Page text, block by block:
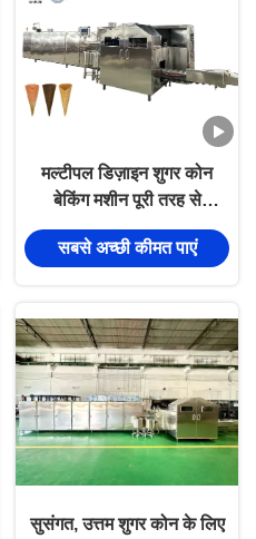
मल्टीपल डिज़ाइन शुगर कोन
बेकिंग मशीन पूरी तरह से
स्वचालित
SIEMENS/DELTA पीएलसी
सबसे अच्छी कीमत पाएं
सुसंगत, उत्तम शुगर कोन के लिए